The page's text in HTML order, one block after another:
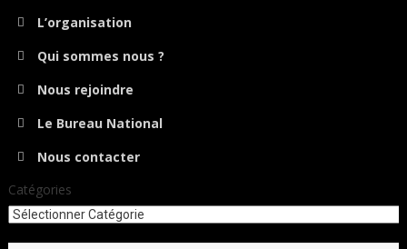
L’organisation
Qui sommes nous ?
Nous rejoindre
Le Bureau National
Nous contacter
Catégories